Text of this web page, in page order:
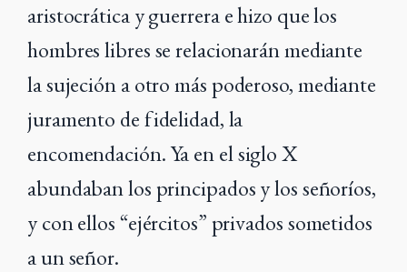
aristocráticay guerrera e hizo que los
hombres libres se relacionarán mediante
la sujeción a otro más poderoso, mediante
juramento de fidelidad, la
encomendación.Ya en el siglo X
abundaban los principados y los señoríos,
y con ellos “ejércitos” privadossometidos
a un señor.